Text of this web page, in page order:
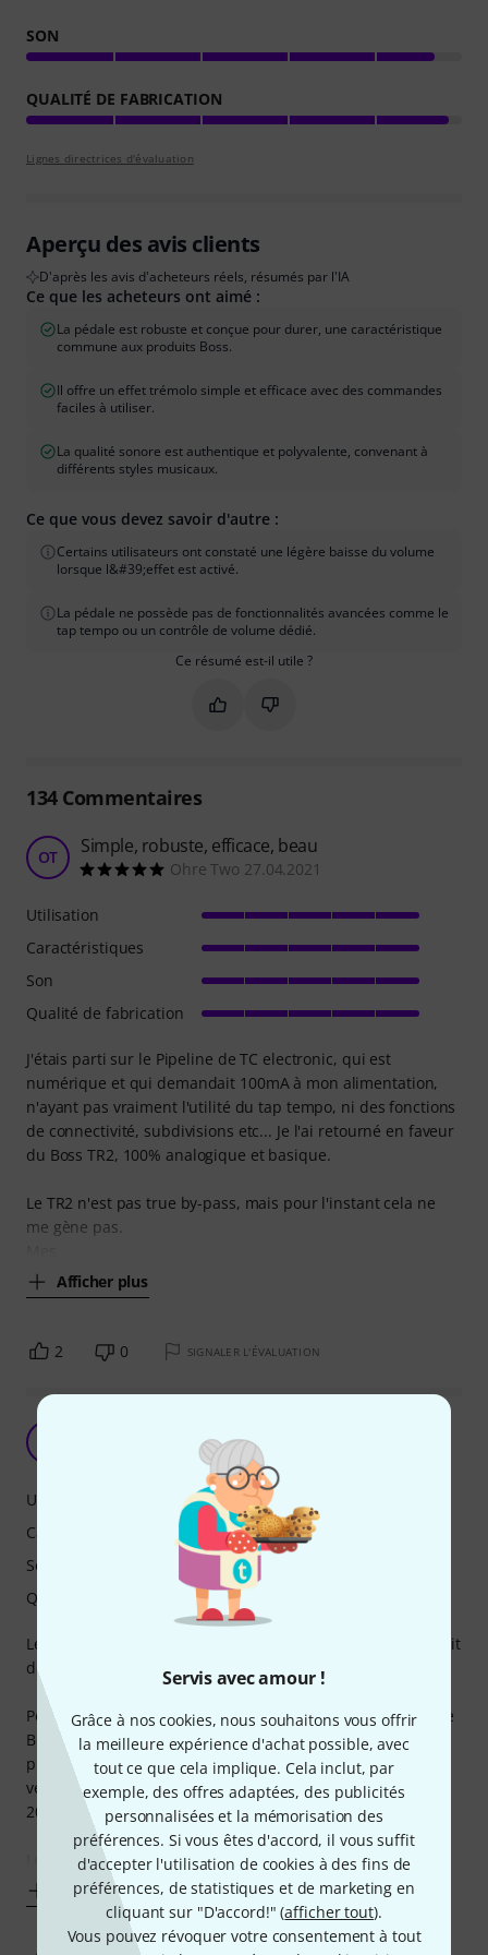
Servis avec amour !
Grâce à nos cookies, nous souhaitons vous offrir
la meilleure expérience d'achat possible, avec
tout ce que cela implique. Cela inclut, par
exemple, des offres adaptées, des publicités
personnalisées et la mémorisation des
préférences. Si vous êtes d'accord, il vous suffit
d'accepter l'utilisation de cookies à des fins de
préférences, de statistiques et de marketing en
cliquant sur "D'accord!" (afficher tout).
Vous pouvez révoquer votre consentement à tout
SON
QUALITÉ DE FABRICATION
Lignes directrices d'évaluation
Aperçu des avis clients
D'après les avis d'acheteurs réels, résumés par l'IA
Ce que les acheteurs ont aimé :
La pédale est robuste et conçue pour durer, une caractéristique
commune aux produits Boss.
Il offre un effet trémolo simple et efficace avec des commandes
faciles à utiliser.
La qualité sonore est authentique et polyvalente, convenant à
différents styles musicaux.
Ce que vous devez savoir d'autre :
Certains utilisateurs ont constaté une légère baisse du volume
lorsque l&#39;effet est activé.
La pédale ne possède pas de fonctionnalités avancées comme le
tap tempo ou un contrôle de volume dédié.
Ce résumé est-il utile ?
Marquer ce résumé comme utile
Marquer ce résumé comme
134Commentaires
OT Simple, robuste, efficace, beau
Ohre Two 27.04.2021
J'étais parti sur le Pipeline de TC electronic, qui est
numérique et qui demandait 100mA à mon alimentation,
n'ayant pas vraiment l'utilité du tap tempo, ni des fonctions
de connectivité, subdivisions etc... Je l'ai retourné en faveur
du Boss TR2, 100% analogique et basique.
Le TR2 n'est pas true by-pass, mais pour l'instant cela ne
me gène pas.
Afficher plus
Utilisation
Caractéristiques
Son
Qualité de fabrication
2 0 SIGNALER L'ÉVALUATION
Grm 26.11.2012
Le tremolo a toujours été un effet qui me faisait rêver il était
donc temps que j'en fasse l'acquisition....
Pour cette pédale comme la majorité des autres de la firme
BOSS, la qualité de fabrication et qualité sonore est bien
plus que correct pour un prix qui reste raisonnable. (on
verra plus tard pour les fulltone ou MOOG à plus de
200€....)
Afficher plus
Utilisation
Caractéristiques
Son
Qualité de fabrication